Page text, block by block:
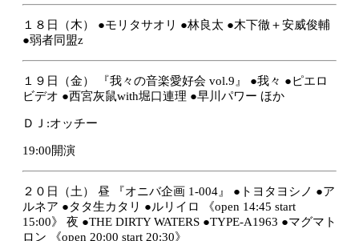
１８日（木） ●モリタサオリ ●林良太 ●木下徹＋安威俊輔
●弱者同盟z
１９日（金） 『我々の音楽愛好会 vol.9』 ●我々 ●ピエロ
ビデオ ●西宮灰鼠with堀口連理 ●早川パワー ほか
ＤＪ:オッチー
19:00開演
２０日（土） 昼 『オニバ企画 1-004』 ●トヨタヨシノ ●ア
ルネア ●タタ生カタリ ●ルリイロ
《open 14:45 start
15:00》
夜 ●THE DIRTY WATERS ●TYPE-A1963 ●マグマト
ロン 《open 20:00 start 20:30》